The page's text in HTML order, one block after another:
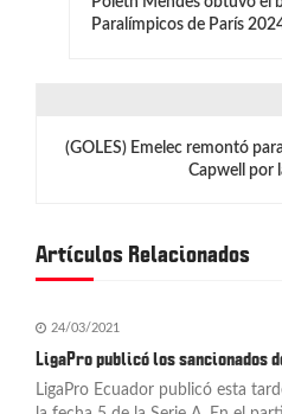
i
ó
n
d
Paralímpicos de París
(GOLES) Emelec remontó
Capwell por
Artículos Relacionados
24/03/2021
LigaPro publicó los sancionados
LigaPro Ecuador publicó esta